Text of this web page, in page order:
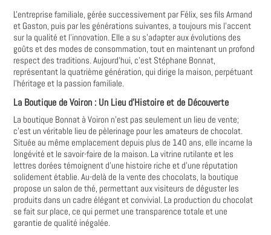
L'entreprise familiale, gérée successivement par Félix, ses fils Armand
et Gaston, puis par les générations suivantes, a toujours mis l'accent
sur la qualité et l'innovation. Elle a su s'adapter aux évolutions des
goûts et des modes de consommation, tout en maintenant un profond
respect des traditions. Aujourd'hui, c'est Stéphane Bonnat,
représentant la quatrième génération, qui dirige la maison, perpétuant
l'héritage et la passion familiale.
La Boutique de Voiron : Un Lieu d'Histoire et de Découverte
La boutique Bonnat à Voiron n'est pas seulement un lieu de vente;
c'est un véritable lieu de pèlerinage pour les amateurs de chocolat.
Située au même emplacement depuis plus de 140 ans, elle incarne la
longévité et le savoir-faire de la maison. La vitrine rutilante et les
lettres dorées témoignent d'une histoire riche et d'une réputation
solidement établie. Au-delà de la vente des chocolats, la boutique
propose un salon de thé, permettant aux visiteurs de déguster les
produits dans un cadre élégant et convivial. La production du chocolat
se fait sur place, ce qui permet une transparence totale et une
garantie de qualité inégalée.